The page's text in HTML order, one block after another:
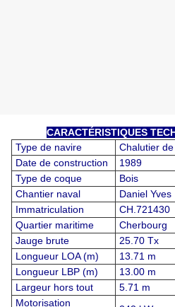
CARACTÉRISTIQUES
Type de navire
Chalutier
Date de construction
1989
Type de coque
Bois
Chantier naval
Daniel
Immatriculation
CH.721430
Quartier maritime
Cherbourg
Jauge brute
25.70 Tx
Longueur LOA (m)
13.71 m
Longueur LBP (m)
13.00 m
Largeur hors tout
5.71 m
Motorisation